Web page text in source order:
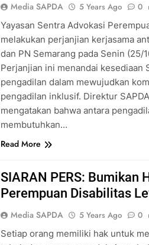
Media SAPDA 5 Years Ago 0
Yayasan Sentra Advokasi
melakukan perjanjian kerjasama
dan PN Semarang pada Senin (25/
Perjanjian ini menandai kesediaan
pengadilan dalam mewujudkan
pengadilan inklusif. Direktur
mengatakan bahwa antara
membutuhkan…
Read More
SIARAN PERS: Bumikan
Perempuan Disabilitas
Media SAPDA 5 Years Ago 0
Setiap orang memiliki hak untuk